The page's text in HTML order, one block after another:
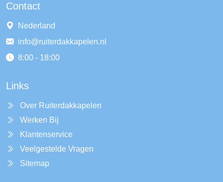
Contact
Nederland
info@ruiterdakkapelen.nl
8:00 - 18:00
Links
Over Ruiterdakkapelen
Werken Bij
Klantenservice
Veelgestelde Vragen
Sitemap